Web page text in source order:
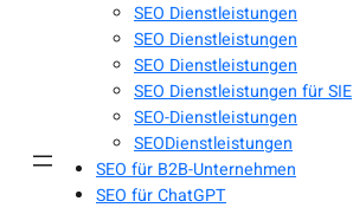
SEO Dienstleistungen
SEO Dienstleistungen
SEO Dienstleistungen
SEO Dienstleistungen für SIE
SEO-Dienstleistungen
SEODienstleistungen
SEO für B2B-Unternehmen
SEO für ChatGPT